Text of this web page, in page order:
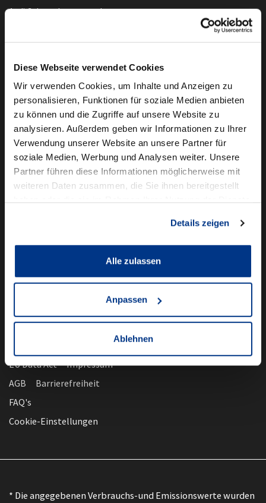
Diese Webseite verwendet Cookies
Wir verwenden Cookies, um Inhalte und Anzeigen zu
personalisieren, Funktionen für soziale Medien anbieten
zu können und die Zugriffe auf unsere Website zu
analysieren. Außerdem geben wir Informationen zu Ihrer
Verwendung unserer Website an unsere Partner für
soziale Medien, Werbung und Analysen weiter. Unsere
Partner führen diese Informationen möglicherweise mit
weiteren Daten zusammen, die Sie ihnen bereitgestellt
Details zeigen
Alle zulassen
Anpassen
Ablehnen
Audi Gebrauchtwagen :plus
Online-Terminbuchung
Für Geschäftskunden
Audi Business
BMW Geschäftskunden
Volkswagen Professional Class
Autowelt Schmidt
News & Events
Ausbildung
EU Data Act
Impressum
AGB
Barrierefreiheit
FAQ's
Cookie-Einstellungen
* Die angegebenen Verbrauchs-und Emissionswerte wurden